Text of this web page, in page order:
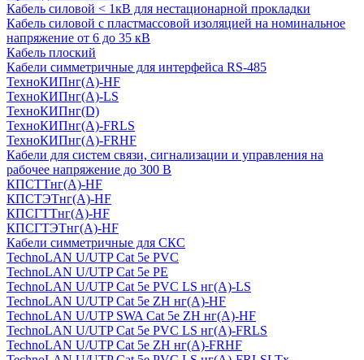
Кабель силовой < 1кВ для нестационарной прокладки
Кабель силовой с пластмассовой изоляцией на номинальное
напряжение от 6 до 35 кВ
Кабель плоский
Кабели симметричные для интерфейса RS-485
ТеxноКИПнг(A)-HF
ТеxноКИПнг(A)-LS
ТеxноКИПнг(D)
ТехноКИПнг(A)-FRLS
ТехноКИПнг(A)-FRHF
Кабели для систем связи, сигнализации и управления на
рабочее напряжение до 300 В
КПСТТнг(A)-HF
КПСТЭТнг(A)-HF
КПСГТТнг(A)-HF
КПСГТЭТнг(A)-HF
Кабели симметричные для СКС
TechnoLAN U/UTP Cat 5e PVC
TechnoLAN U/UTP Cat 5e PE
TechnoLAN U/UTP Cat 5e PVC LS нг(A)-LS
TechnoLAN U/UTP Cat 5e ZH нг(A)-HF
TechnoLAN U/UTP SWA Cat 5e ZH нг(A)-HF
TechnoLAN U/UTP Cat 5e PVC LS нг(A)-FRLS
TechnoLAN U/UTP Cat 5e ZH нг(A)-FRHF